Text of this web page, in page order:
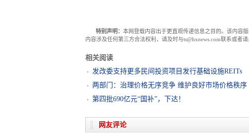
特别声明： 本网登载内容出于更直观传递信息之目的。该内容
内容涉及任何第三方合法权利，请及时与ts@hxnews.com联系或者
相关阅读
发改委支持更多民间投资项目发行基础设施REITs
两部门：治理价格无序竞争 维护良好市场价格秩序
第四批690亿元“国补”，下达！
网友评论